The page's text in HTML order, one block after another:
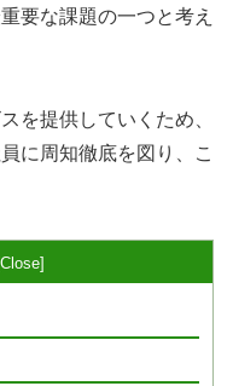
要な課題の一つと考え
を提供していくため、
に周知徹底を図り、こ